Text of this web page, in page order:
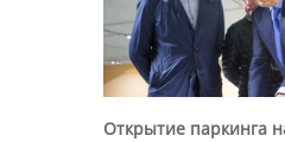
Открытие паркинга